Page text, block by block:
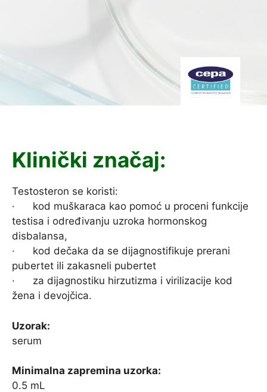
Klinički značaj:
Testosteron se koristi:
· kod muškaraca kao pomoć u proceni funkcije
testisa i određivanju uzroka hormonskog
disbalansa,
· kod dečaka da se dijagnostifikuje prerani
pubertet ili zakasneli pubertet
· za dijagnostiku hirzutizma i virilizacije kod
žena i devojčica.
Uzorak:
serum
Minimalna zapremina uzorka:
0.5 mL